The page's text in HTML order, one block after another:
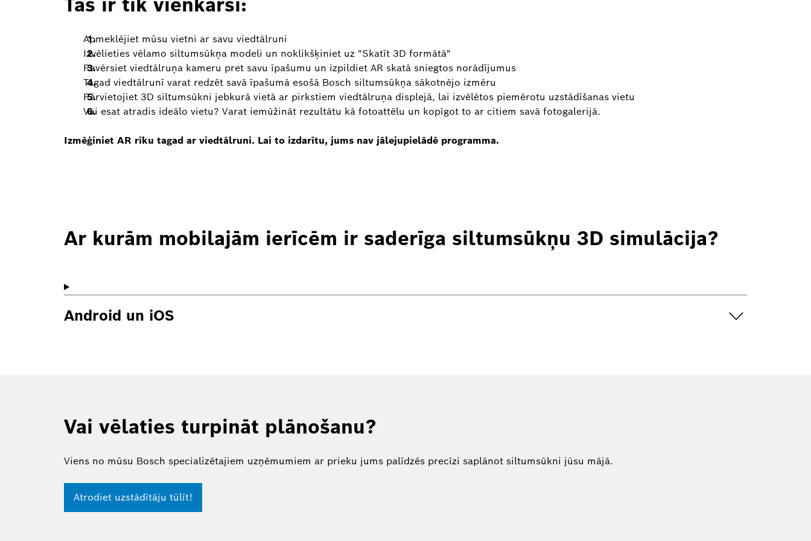
Apmeklējiet mūsu vietni ar savu viedtālruni
Izvēlieties vēlamo siltumsūkņa modeli un noklikšķiniet uz "Skatīt 3D formātā"
Pavērsiet viedtālruņa kameru pret savu īpašumu un izpildiet AR skatā sniegtos norādījumus
Tagad viedtālrunī varat redzēt savā īpašumā esošā Bosch siltumsūkņa sākotnējo izmēru
Pārvietojiet 3D siltumsūkni jebkurā vietā ar pirkstiem viedtālruņa displejā, lai izvēlētos piemērotu uzstādīšanas vietu
Vai esat atradis ideālo vietu? Varat iemūžināt rezultātu kā fotoattēlu un kopīgot to ar citiem savā fotogalerijā.
Izmēģiniet AR rīku tagad ar viedtālruni. Lai to izdarītu, jums nav jālejupielādē programma.
Ar kurām mobilajām ierīcēm ir saderīga siltumsūkņu 3D simulācija?
Android un iOS
Vai vēlaties turpināt plānošanu?
Viens no mūsu Bosch specializētajiem uzņēmumiem ar prieku jums palīdzēs precīzi saplānot siltumsūkni jūsu mājā.
Atrodiet uzstādītāju tūlīt!